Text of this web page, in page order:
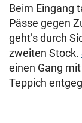
Beim Eingang
Pässe gegen
geht’s durch
zweiten Stock.
einen Gang
Teppich